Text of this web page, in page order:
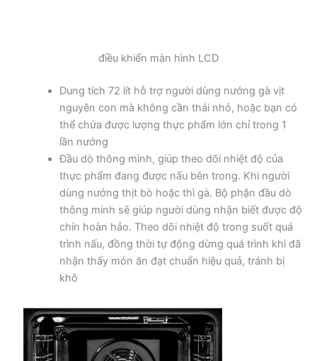
điều khiển màn hình LCD
Dung tích 72 lít hỗ trợ người dùng nướng gà vịt
nguyên con mà không cần thái nhỏ, hoặc bạn có
thể chứa được lượng thực phẩm lớn chỉ trong 1
lần nướng
Đầu dò thông minh, giúp theo dõi nhiệt độ của
thực phẩm đang được nấu bên trong. Khi người
dùng nướng thịt bò hoặc thì gà. Bộ phận đầu dò
thông minh sẽ giúp người dùng nhận biết được độ
chín hoàn hảo. Theo dõi nhiệt độ trong suốt quá
trình nấu, đồng thời tự động dừng quá trình khi đã
nhận thấy món ăn đạt chuẩn hiệu quả, tránh bị
khô